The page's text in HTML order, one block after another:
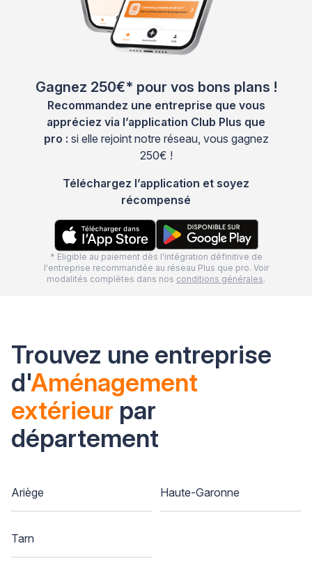
Gagnez 250€* pour vos bons plans !
Recommandez une entreprise que vous
appréciez via l’application Club Plus que
pro : si elle rejoint notre réseau, vous gagnez
250€ !
Téléchargez l’application et soyez
récompensé
* Eligible au paiement dès l'intégration définitive de
l'entreprise recommandée au réseau Plus que pro. Voir
modalités complètes dans nos conditions générales.
Trouvez une entreprise
d'Aménagement
extérieur par
département
Ariège Haute-Garonne
Tarn